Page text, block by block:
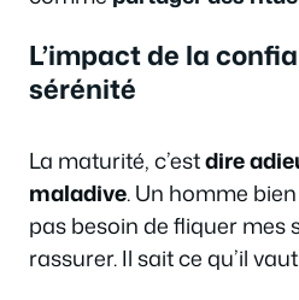
L’impact de la
sérénité
La maturité, c’estdire
maladive. Un homme
pas besoin de fliquer mes
rassurer. Il sait ce qu’il